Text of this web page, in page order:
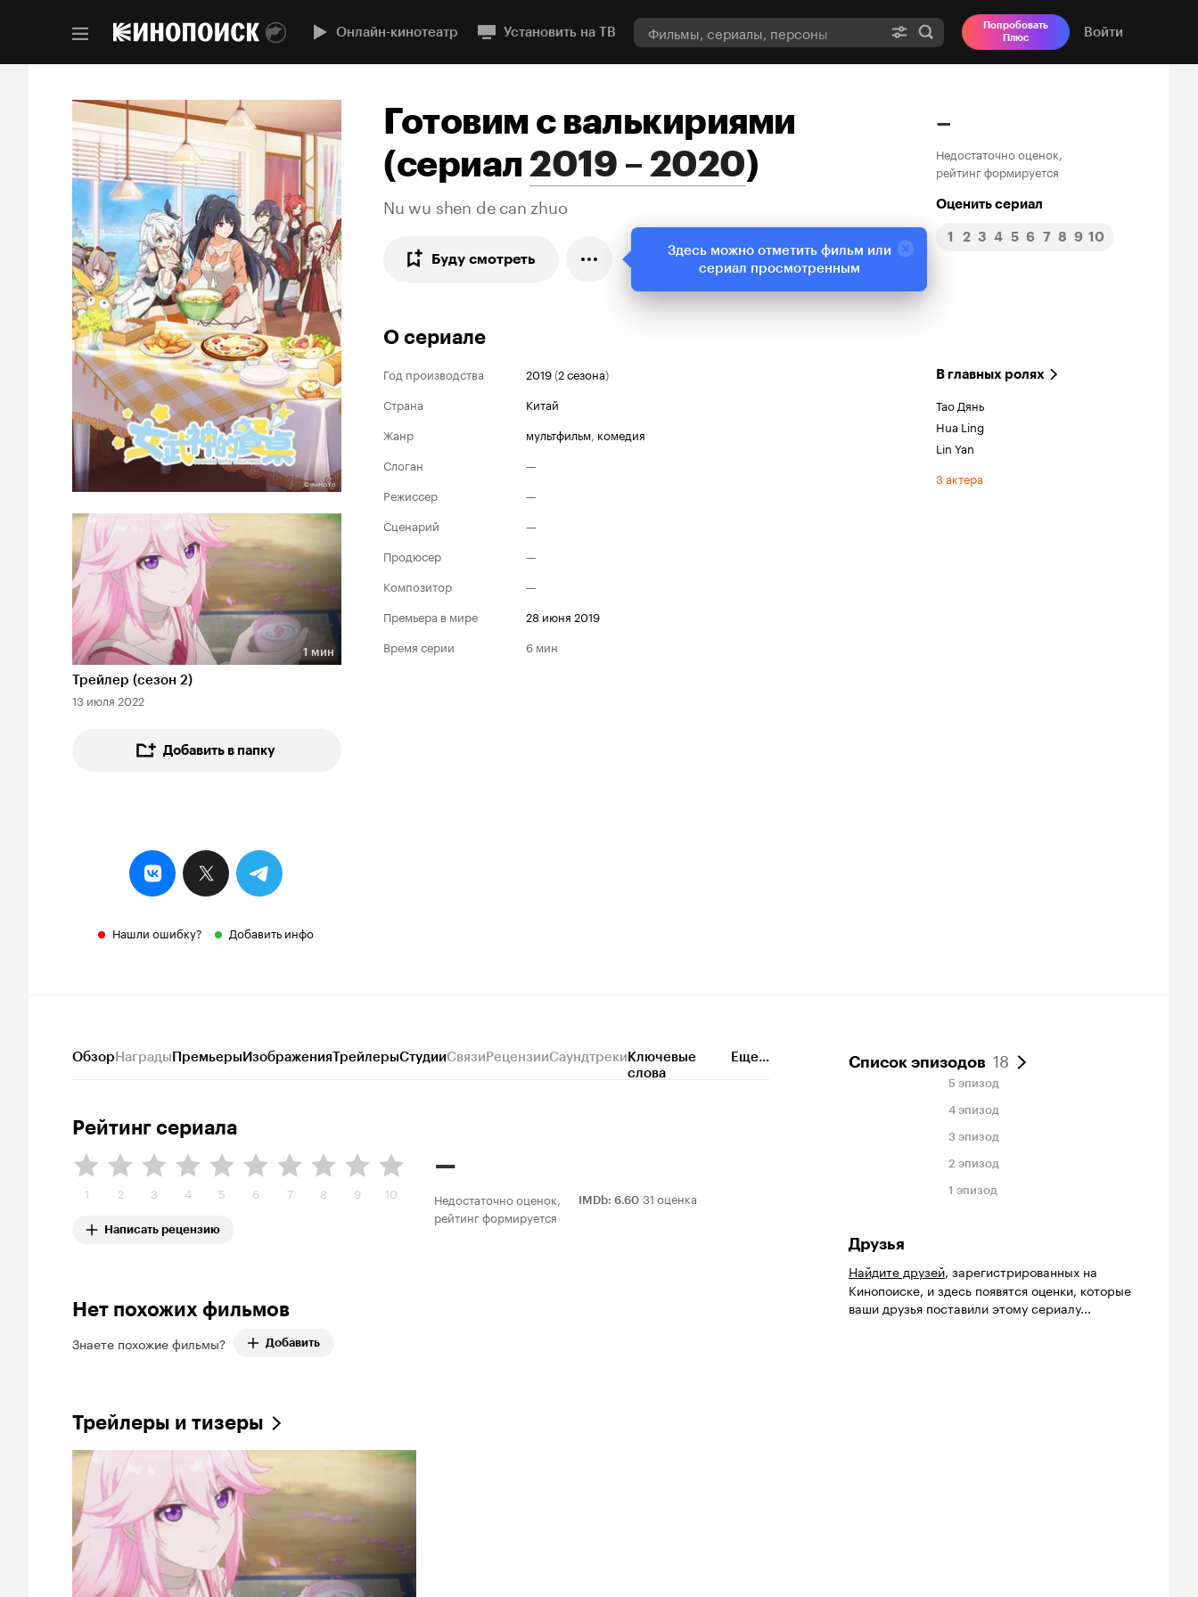
Онлайн-кинотеатр Установить на ТВ
Попробовать
Плюс
Войти
Длительность 1 мин
1 мин
Трейлер (сезон 2)
13 июля 2022
Добавить в папку
Нашли ошибку? Добавить инфо
Готовим с валькириями
(сериал2019 – 2020)
Nu wu shen de can zhuo
Буду смотреть
–
Недостаточно оценок,
рейтинг формируется
Оценить сериал
1 2 3 4 5 6 7 8 9 10
О сериале
Год производства 2019(2 сезона)
Страна
Китай
Жанр
мультфильм, комедия
Слоган
—
Режиссер
—
Сценарий
—
Продюсер
—
Композитор
—
Премьера в мире
28 июня 2019
Время серии
6 мин
В главных ролях
Тао Дянь
Hua Ling
Lin Yan
3 актера
ОбзорНаградыПремьерыИзображенияТрейлерыСтудииСвязиРецензииСаундтрекиКлючевые
слова
Еще...
Рейтинг сериала
1 2 3 4 5 6 7 8 9 10
Написать рецензию
–
Недостаточно оценок,
рейтинг формируется
IMDb: 6.60 31 оценка
Нет похожих фильмов
Знаете похожие фильмы? Добавить
Трейлеры и тизеры
Список эпизодов 18
5 эпизод
4 эпизод
3 эпизод
2 эпизод
1 эпизод
Друзья
Найдите друзей, зарегистрированных на
Кинопоиске, и здесь появятся оценки, которые
ваши друзья поставили этому сериалу...
Здесь можно отметить фильм или
сериал просмотренным